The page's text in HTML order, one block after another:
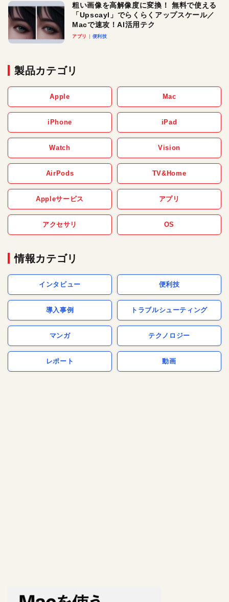
粗い画像を高解像度に変換！ 無料で使える
「Upscayl」でらくらくアップスケール／
Macで速攻！AI活用テク
アプリ 便利技
製品カテゴリ
Apple Mac
iPhone iPad
Watch Vision
AirPods TV&Home
Appleサービス アプリ
アクセサリ OS
情報カテゴリ
インタビュー 便利技
導入事例 トラブルシューティング
マンガ テクノロジー
レポート 動画